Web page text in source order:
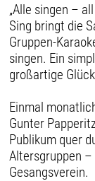
„Alle singen –
Sing bringt die
Gruppen-
singen. Ein
großartige
Einmal
Gunter
Publikum quer
Altersgruppen
Gesangsverein.